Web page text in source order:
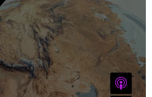
iTunes